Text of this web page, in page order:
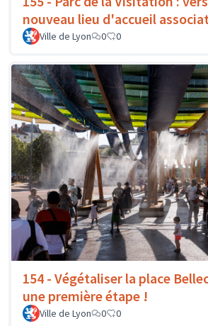
nouveau lieu d'accueil
Ville de Lyon
0 0
154 - Végétaliser la place
une première étape !
Ville de Lyon 0 0